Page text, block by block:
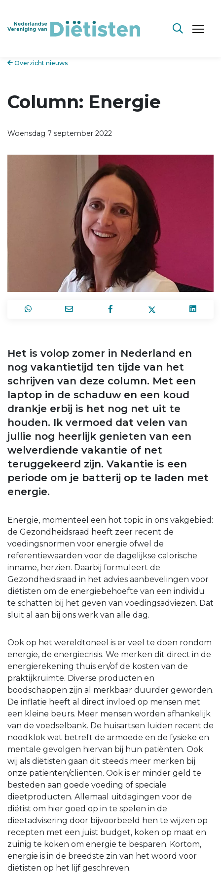
Overzicht nieuws
Column: Energie
Woensdag 7 september 2022
Het is volop zomer in Nederland en
nog vakantietijd ten tijde van het
schrijven van deze column. Met een
laptop in de schaduw en een koud
drankje erbij is het nog net uit te
houden. Ik vermoed dat velen van
jullie nog heerlijk genieten van een
welverdiende vakantie of net
teruggekeerd zijn. Vakantie is een
periode om je batterij op te laden met
energie.
Energie, momenteel een hot topic in ons vakgebied:
de Gezondheidsraad heeft zeer recent de
voedingsnormen voor energie ofwel de
referentiewaarden voor de dagelijkse calorische
inname, herzien. Daarbij formuleert de
Gezondheidsraad in het advies aanbevelingen voor
diëtisten om de energiebehoefte van een individu
te schatten bij het geven van voedingsadviezen. Dat
sluit al aan bij ons werk van alle dag.
Ook op het wereldtoneel is er veel te doen rondom
energie, de energiecrisis. We merken dit direct in de
energierekening thuis en/of de kosten van de
praktijkruimte. Diverse producten en
boodschappen zijn al merkbaar duurder geworden.
De inflatie heeft al direct invloed op mensen met
een kleine beurs. Meer mensen worden afhankelijk
van de voedselbank. De huisartsen luiden recent de
noodklok wat betreft de armoede en de fysieke en
mentale gevolgen hiervan bij hun patiënten. Ook
wij als diëtisten gaan dit steeds meer merken bij
onze patiënten/cliënten. Ook is er minder geld te
besteden aan goede voeding of speciale
dieetproducten. Allemaal uitdagingen voor de
diëtist om hier goed op in te spelen in de
dieetadvisering door bijvoorbeeld hen te wijzen op
recepten met een juist budget, koken op maat en
zuinig te koken om energie te besparen. Kortom,
energie is in de breedste zin van het woord voor
diëtisten op het lijf geschreven.